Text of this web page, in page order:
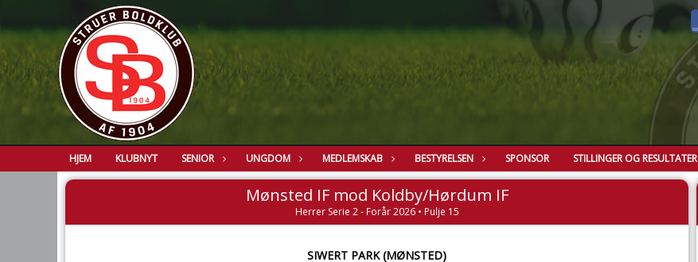
HJEM KLUBNYT SENIOR UNGDOM MEDLEMSKAB BESTYRELSEN SPONSOR STILLINGER OG RESULTATER
Mønsted IF mod Koldby/Hørdum IF
Herrer Serie 2 - Forår 2026 • Pulje 15
SIWERT PARK (MØNSTED)